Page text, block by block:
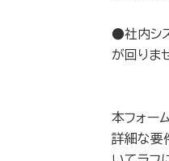
●社内シ
が回りま
本フォー
詳細な要